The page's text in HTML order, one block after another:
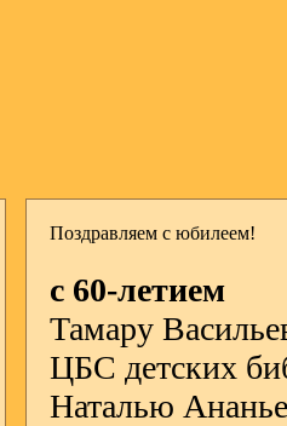
Поздравляем с юбилеем!
с 60-летием
Тамару
ЦБС детских
Наталью